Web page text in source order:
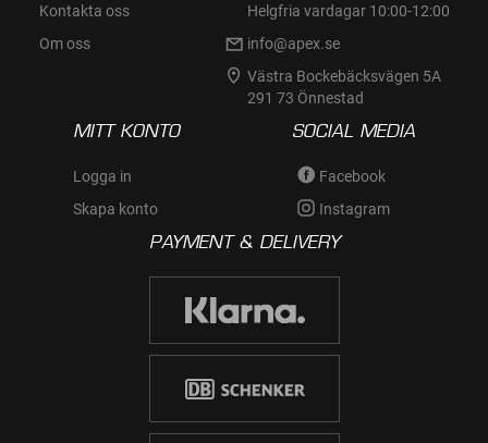
Kontakta oss
Om oss
Helgfria vardagar 10:00-12:00
info@apex.se
Västra Bockebäcksvägen 5A
291 73 Önnestad
MITT KONTO
Logga in
Skapa konto
SOCIAL MEDIA
Facebook
Instagram
PAYMENT & DELIVERY